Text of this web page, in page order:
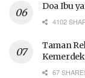
Doa Ibu
4102
Taman
67